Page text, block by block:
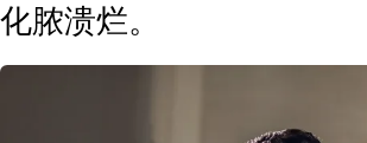
化脓溃烂。